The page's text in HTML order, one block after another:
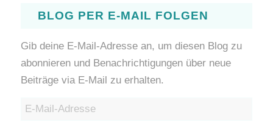
BLOG PER E-MAIL FOLGEN
Gib deine E-Mail-Adresse an, um diesen Blog zu
abonnieren und Benachrichtigungen über neue
Beiträge via E-Mail zu erhalten.
E-